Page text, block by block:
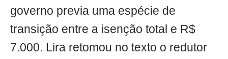
governo previa uma espécie de
transição entre a isenção total e R$
7.000. Lira retomou no texto o redutor